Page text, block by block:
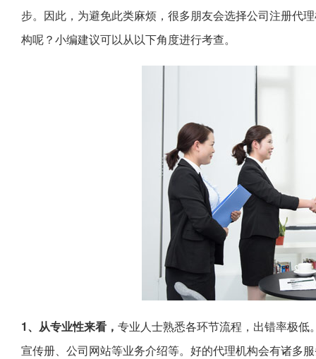
步。因此，为避免此类麻烦，很多朋友会选择公司注册代
构呢？小编建议可以从以下角度进行考查。
1、从专业性来看， 专业人士熟悉各环节流程，出错率极
宣传册、公司网站等业务介绍等。好的代理机构会有诸多